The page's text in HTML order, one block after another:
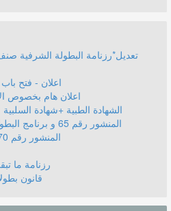
*تعديل*رزنامة البطولة الشرفية صنف
اعلان - فتح
اعلان هام بخصوص
الشهادة الطبية +شهادة
المنشور رقم 70 المؤرخ في 22 فيفري 2026
رزنامة ما
قانون